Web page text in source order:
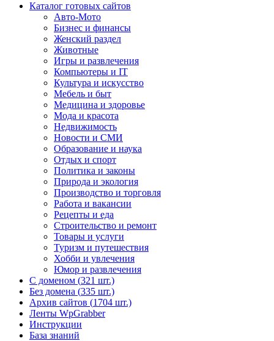
Каталог готовых сайтов
Авто-Мото
Бизнес и финансы
Женский раздел
Животные
Игры и развлечения
Компьютеры и IT
Культура и искусство
Мебель и быт
Медицина и здоровье
Мода и красота
Недвижимость
Новости и СМИ
Образование и наука
Отдых и спорт
Политика и законы
Природа и экология
Производство и торговля
Работа и вакансии
Рецепты и еда
Строительство и ремонт
Товары и услуги
Туризм и путешествия
Хобби и увлечения
Юмор и развлечения
С доменом (321 шт.)
Без домена (335 шт.)
Архив сайтов (1704 шт.)
Ленты WpGrabber
Инструкции
База знаний